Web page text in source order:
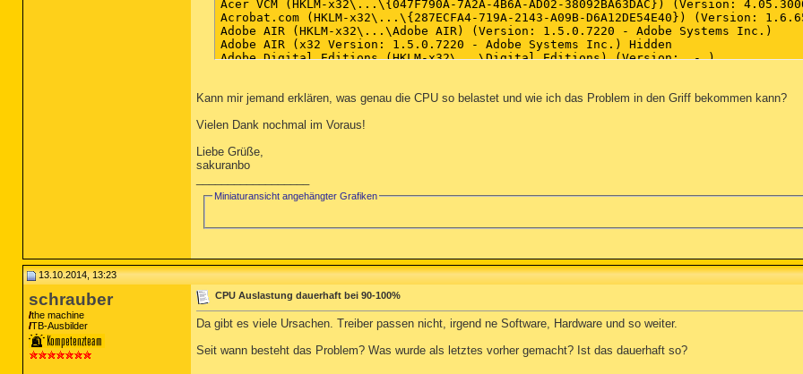
Kann mir jemand erklären, was genau die CPU so belastet und wie ich das Problem in den Griff bekommen kann?
Vielen Dank nochmal im Voraus!
Liebe Grüße,
sakuranbo
Miniaturansicht angehängter Grafiken
13.10.2014, 13:23
schrauber
the machine
TB-Ausbilder
CPU Auslastung dauerhaft bei 90-100%
Da gibt es viele Ursachen. Treiber passen nicht, irgend ne Software, Hardware und so weiter.
Seit wann besteht das Problem? Was wurde als letztes vorher gemacht? Ist das dauerhaft so?